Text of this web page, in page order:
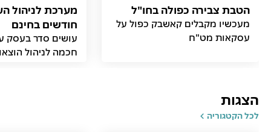
הטבת צבירה כפולה בחו"ל
מעכשיו מקבלים קאשבק כפול על
עסקאות מט"ח
חודשים בחינם
עושים סדר בעסק
חכמה לניהול
הצגות
לכל הקטגוריה